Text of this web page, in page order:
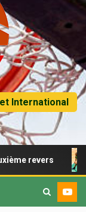
International